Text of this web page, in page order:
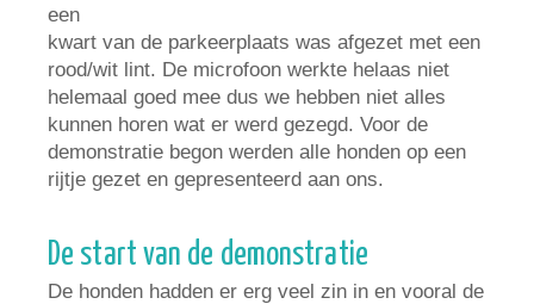
een
kwart van de parkeerplaats was afgezet met een
rood/wit lint. De microfoon werkte helaas niet
helemaal goed mee dus we hebben niet alles
kunnen horen wat er werd gezegd. Voor de
demonstratie begon werden alle honden op een
rijtje gezet en gepresenteerd aan ons.
De start van de demonstratie
De honden hadden er erg veel zin in en vooral de